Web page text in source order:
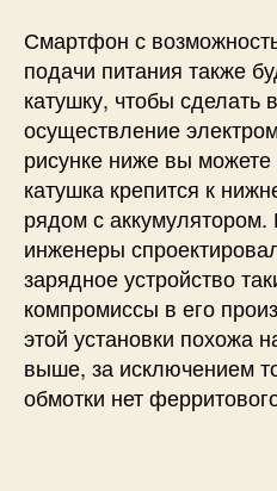
Смартфон с
подачи питания также
катушку, чтобы сделать
осуществление
рисунке ниже вы можете
катушка крепится к
рядом с
инженеры
зарядное устройство
компромиссы в его
этой установки похожа
выше, за исключением
обмотки нет